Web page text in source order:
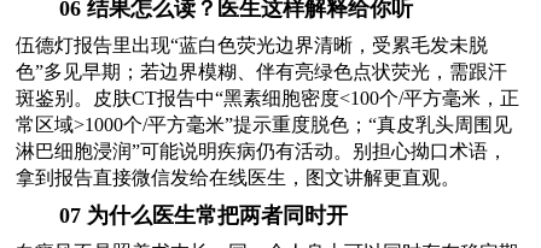
06 结果怎么读？医生这样解释给你听
伍德灯报告里出现“蓝白色荧光边界清晰，受累毛发未脱
色”多见早期；若边界模糊、伴有亮绿色点状荧光，需跟汗
斑鉴别。皮肤CT报告中“黑素细胞密度<100个/平方毫米，正
常区域>1000个/平方毫米”提示重度脱色；“真皮乳头周围见
淋巴细胞浸润”可能说明疾病仍有活动。别担心拗口术语，
拿到报告直接微信发给在线医生，图文讲解更直观。
07 为什么医生常把两者同时开